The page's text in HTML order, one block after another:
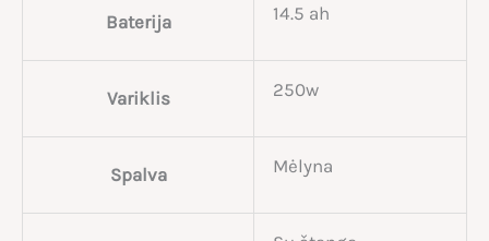
Baterija 14.5 ah
Variklis 250w
Spalva Mėlyna